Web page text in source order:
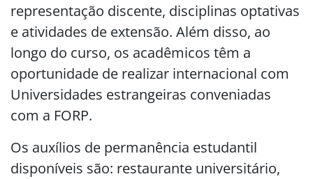
representação discente, disciplinas optativas
e atividades de extensão. Além disso, ao
longo do curso, os acadêmicos têm a
oportunidade de realizar internacional com
Universidades estrangeiras conveniadas
com a FORP.
Os auxílios de permanência estudantil
disponíveis são: restaurante universitário,